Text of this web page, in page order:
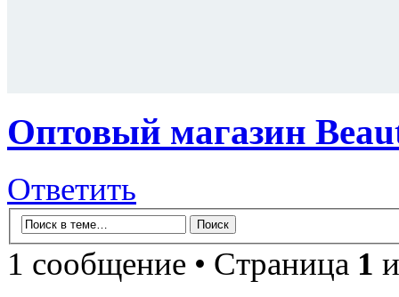
Оптовый магазин
Ответить
1 сообщение • Страница 1